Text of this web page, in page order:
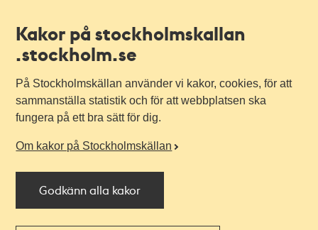
Kakor på stockholmskallan
.stockholm.se
På Stockholmskällan använder vi kakor, cookies, för att
sammanställa statistik och för att webbplatsen ska
fungera på ett bra sätt för dig.
Om kakor på Stockholmskällan
Godkänn alla kakor